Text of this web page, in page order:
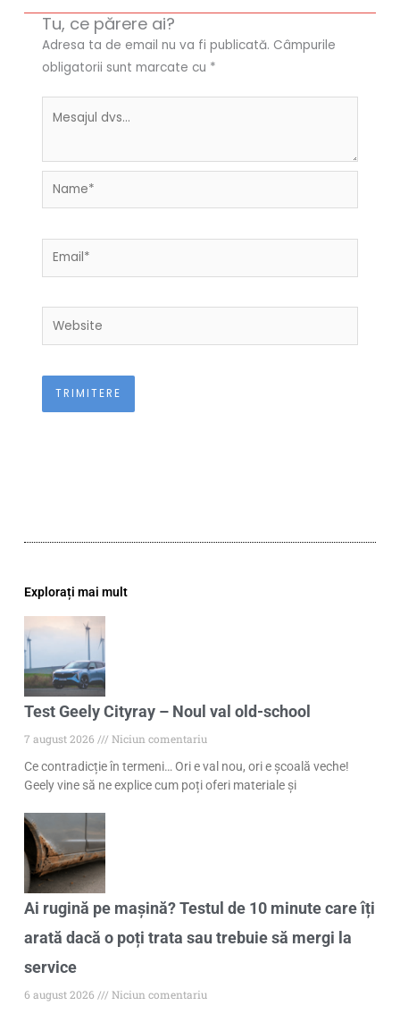
Tu, ce părere ai?
Adresa ta de email nu va fi publicată. Câmpurile
obligatorii sunt marcate cu *
Name*
Email*
Website
Explorați mai mult
Test Geely Cityray – Noul val old-school
7 august 2026
Niciun comentariu
Ce contradicție în termeni… Ori e val nou, ori e școală veche!
Geely vine să ne explice cum poți oferi materiale și
Ai rugină pe mașină? Testul de 10 minute care îți
arată dacă o poți trata sau trebuie să mergi la
service
6 august 2026
Niciun comentariu